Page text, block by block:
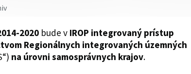
2020 bude v IROP integrovaný prístup
Regionálnych integrovaných územných
na úrovni samosprávnych krajov.